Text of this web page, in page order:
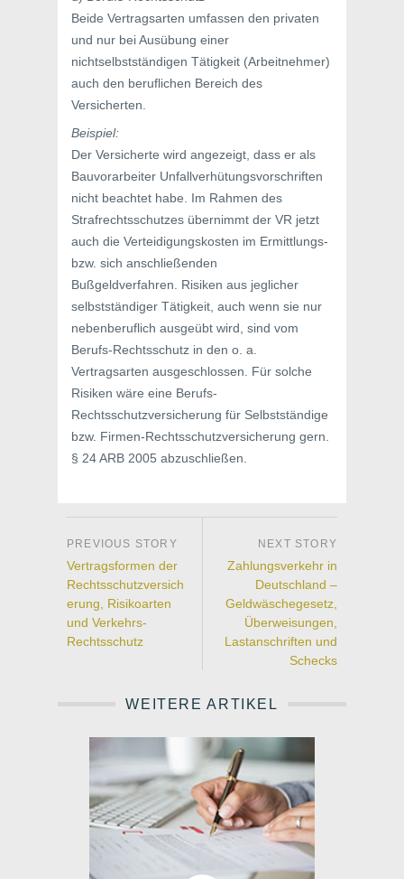
Beide Vertragsarten umfassen den privaten
und nur bei Ausübung einer
nichtselbstständigen Tätigkeit (Arbeitnehmer)
auch den beruflichen Bereich des
Versicherten.
Beispiel:
Der Versicherte wird angezeigt, dass er als
Bauvorarbeiter Unfallverhütungsvorschriften
nicht beachtet habe. Im Rahmen des
Strafrechtsschutzes übernimmt der VR jetzt
auch die Verteidigungskosten im Ermittlungs-
bzw. sich anschließenden
Bußgeldverfahren. Risiken aus jeglicher
selbstständiger Tätigkeit, auch wenn sie nur
nebenberuflich ausgeübt wird, sind vom
Berufs-Rechtsschutz in den o. a.
Vertragsarten ausgeschlossen. Für solche
Risiken wäre eine Berufs-
Rechtsschutzversicherung für Selbstständige
bzw. Firmen-Rechtsschutzversicherung gern.
§ 24 ARB 2005 abzuschließen.
Vertragsformen der
Rechtsschutzversich
erung, Risikoarten
und Verkehrs-
Rechtsschutz
Zahlungsverkehr in
Deutschland –
Geldwäschegesetz,
Überweisungen,
Lastanschriften und
Schecks
WEITERE ARTIKEL